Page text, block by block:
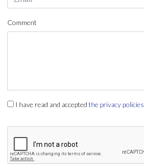
Comment
I have read and accepted the privacy policies